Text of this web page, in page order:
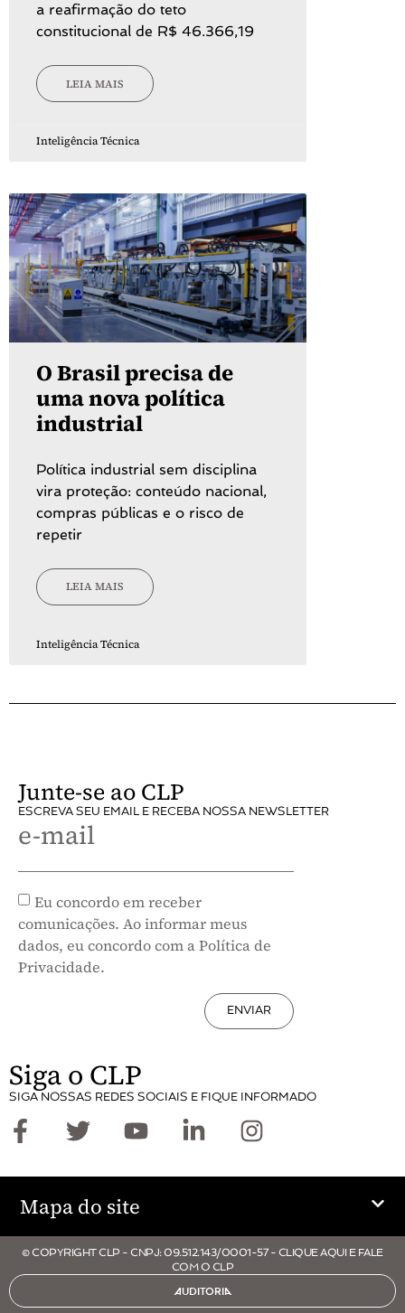
a reafirmação do teto
constitucional de R$ 46.366,19
LEIA MAIS
Inteligência Técnica
O Brasil precisa de
uma nova política
industrial
Política industrial sem disciplina
vira proteção: conteúdo nacional,
compras públicas e o risco de
repetir
LEIA MAIS
Inteligência Técnica
Junte-se ao CLP
ESCREVA SEU EMAIL E RECEBA NOSSA NEWSLETTER
e-mail
Eu concordo em receber
comunicações. Ao informar meus
dados, eu concordo com a Política de
Privacidade.
ENVIAR
Siga o CLP
SIGA NOSSAS REDES SOCIAIS E FIQUE INFORMADO
Mapa do site
© COPYRIGHT CLP - CNPJ: 09.512.143/0001-57 - CLIQUE AQUI E FALE
COM O CLP
AUDITORIA